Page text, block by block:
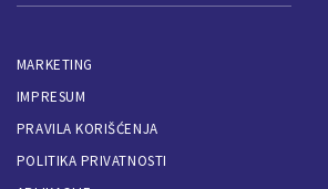
MARKETING
IMPRESUM
PRAVILA KORIŠĆENJA
POLITIKA PRIVATNOSTI